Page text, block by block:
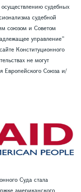
судебных
судебной
союзом и Советом
управление”
Конституционного
не могут
Европейского Союза и/
Суда стала
американского